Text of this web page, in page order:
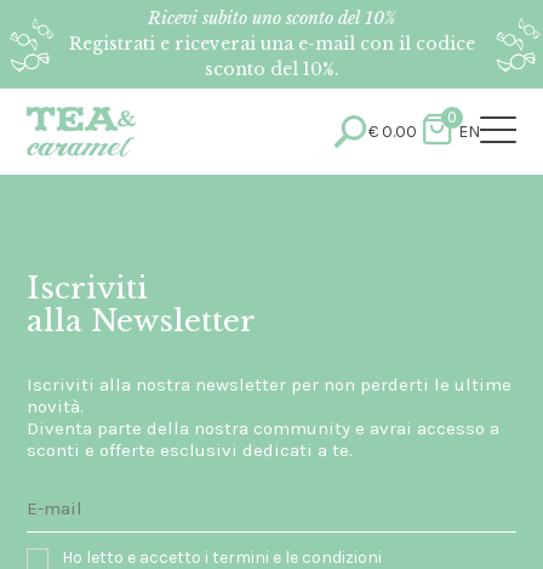
Ricevi subito uno sconto del 10%
Registrati e riceverai una e-mail con il codice
sconto del 10%.
€0.00
0
EN
Iscriviti
alla Newsletter
Iscriviti alla nostra newsletter per non perderti le ultime
novità.
Diventa parte della nostra community e avrai accesso a
sconti e offerte esclusivi dedicati a te.
Ho letto e accetto i termini e le condizioni